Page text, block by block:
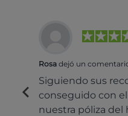
Rosa dejó un
Siguiendo sus
conseguido con
nuestra póliza del